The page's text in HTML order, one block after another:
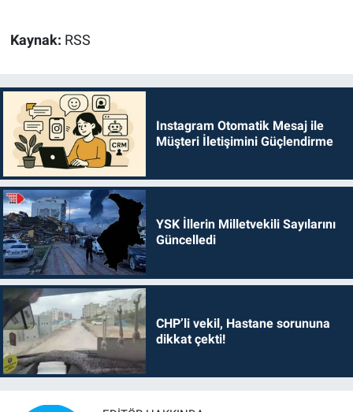
Kaynak: RSS
Instagram Otomatik Mesaj ile
Müşteri İletişimini Güçlendirme
YSK İllerin Milletvekili Sayılarını
Güncelledi
CHP’li vekil, Hastane sorununa
dikkat çekti!